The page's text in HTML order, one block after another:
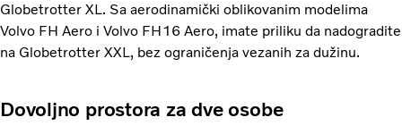
Globetrotter XL. Sa aerodinamički oblikovanim modelima
Volvo FH Aero i Volvo FH16 Aero, imate priliku da nadogradite
na Globetrotter XXL, bez ograničenja vezanih za dužinu.
Dovoljno prostora za dve osobe